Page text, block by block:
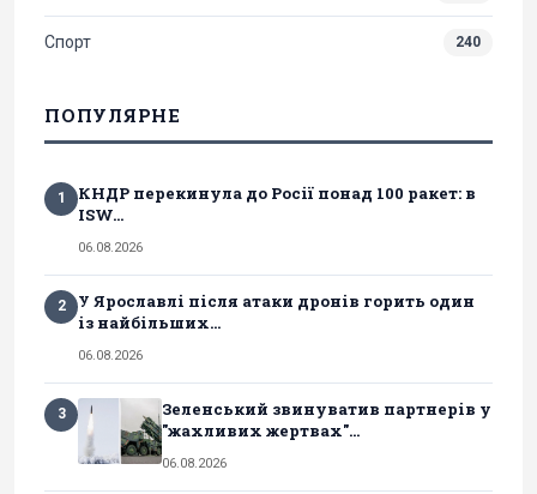
Спорт 240
ПОПУЛЯРНЕ
1
КНДР перекинула до Росії понад 100 ракет: в
ISW...
06.08.2026
2
У Ярославлі після атаки дронів горить один
із найбільших...
06.08.2026
3
Зеленський звинуватив партнерів у
"жахливих жертвах"...
06.08.2026